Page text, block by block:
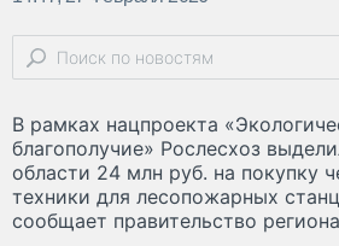
В рамках нацпроекта
благополучие» Рослесхоз
области 24 млн руб. на покупку
техники для лесопожарных
сообщает правительство